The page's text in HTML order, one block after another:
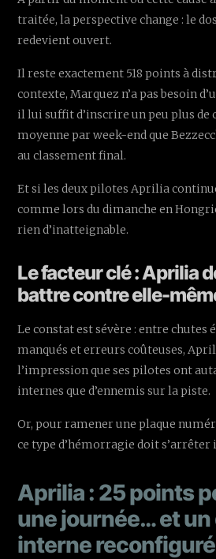
traitée, la perspective change : le
redevient ouvert.
Il reste exactement 518 points à
contexte, Marquez n’a pas besoin
il lui suffit d’inscrire un peu plus de
moyenne par week-end que
au classement final.
Et si les deux pilotes Aprilia
comme lors du dimanche en
rien d’inatteignable.
Le facteur clé : Aprilia
battre contre elle-
Le constat est sévère : entre chutes
manqués et erreurs coûteuses,
l’impression que ses pilotes ont
internes que d’ennemis sur la piste.
Or, pour ramener une plaque
ce type d’hémorragie doit
Aprilia : 25 points
une journée… et un
interne reconfiguré